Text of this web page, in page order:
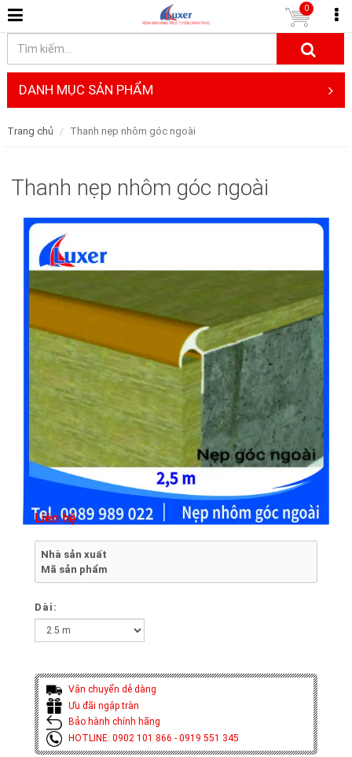
0
DANH MỤC SẢN PHẨM
Trang chủ Thanh nẹp nhôm góc ngoài
Thanh nẹp nhôm góc ngoài
Liên hệ
Nhà sản xuất
Mã sản phẩm
Dài:
Vận chuyển dễ dàng
Ưu đãi ngập tràn
Bảo hành chính hãng
HOTLINE: 0902 101 866 - 0919 551 345